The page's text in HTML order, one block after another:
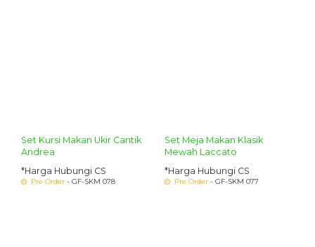
Set Kursi Makan Ukir Cantik
Andrea
*Harga Hubungi CS
Pre Order - GF-SKM 078
Set Meja Makan Klasik
Mewah Laccato
*Harga Hubungi CS
Pre Order - GF-SKM 077